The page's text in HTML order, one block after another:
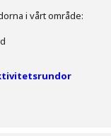
i vårt område: